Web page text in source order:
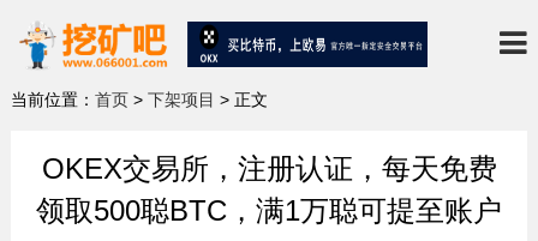
当前位置： 首页> 下架项目 > 正文
OKEX交易所，注册认证，每天免费
领取500聪BTC，满1万聪可提至账户